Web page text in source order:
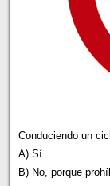
Conduciendo un
A) Sí
B) No, porque